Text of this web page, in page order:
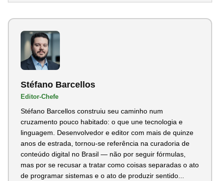
Stéfano Barcellos
Editor-Chefe
Stéfano Barcellos construiu seu caminho num
cruzamento pouco habitado: o que une tecnologia e
linguagem. Desenvolvedor e editor com mais de quinze
anos de estrada, tornou-se referência na curadoria de
conteúdo digital no Brasil — não por seguir fórmulas,
mas por se recusar a tratar como coisas separadas o ato
de programar sistemas e o ato de produzir sentido...